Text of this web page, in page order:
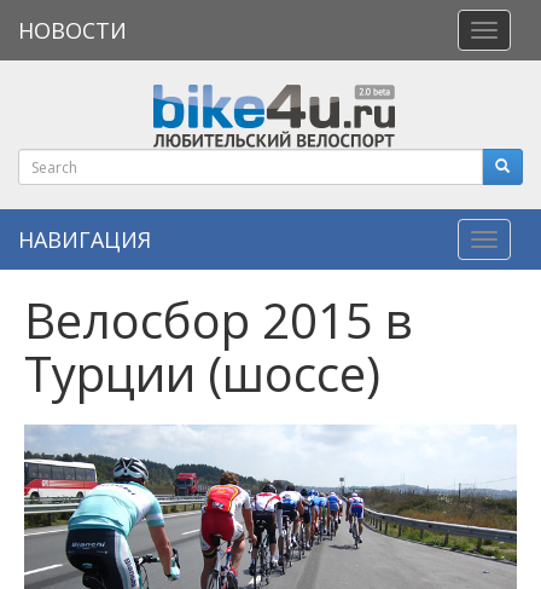
меню
НОВОСТИ
НАВИГАЦИЯ
Велосбор 2015 в
Турции (шоссе)